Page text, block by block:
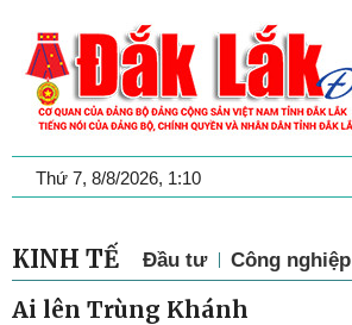
Thứ 7, 8/8/2026, 1:10
KINH TẾ Đầu tư Công nghiệp
Ai lên Trùng Khánh